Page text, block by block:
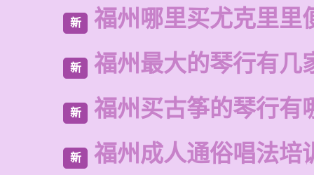
新 福州哪里买尤克里里
新 福州最大的琴行有几
新 福州买古筝的琴行有
新 福州成人通俗唱法培